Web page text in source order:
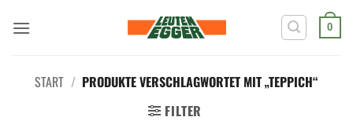
Inhalt
0
START / PRODUKTE VERSCHLAGWORTET MIT „TEPPICH“
FILTER